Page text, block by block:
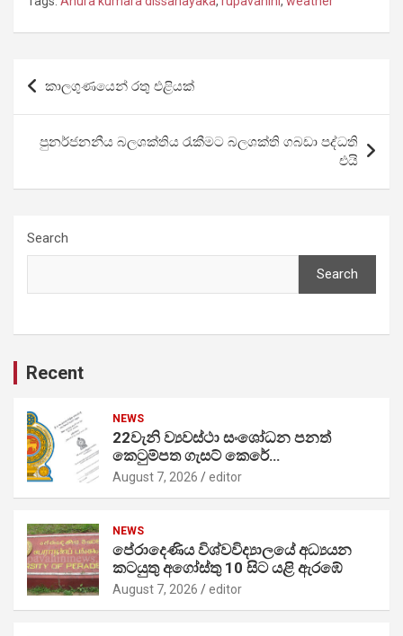
Post
navigation
කාලගුණයෙන් රතු එළියක්
පුනර්ජනනීය බලශක්තිය රැකීමට බලශක්ති ගබඩා පද්ධති
එයි
Search
Search
Recent
NEWS
22වැනි ව්‍යවස්ථා සංශෝධන පනත්
කෙටුම්පත ගැසට් කෙරේ…
August 7, 2026 editor
NEWS
පේරාදෙණිය විශ්වවිද්‍යාලයේ අධ්‍යයන
කටයුතු අගෝස්තු 10 සිට යළි ඇරඹේ
August 7, 2026 editor